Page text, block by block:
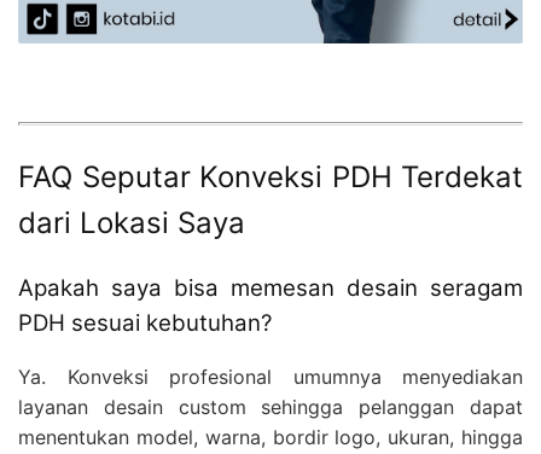
FAQ Seputar Konveksi PDH Terdekat
dari Lokasi Saya
Apakah saya bisa memesan desain seragam
PDH sesuai kebutuhan?
Ya. Konveksi profesional umumnya menyediakan
layanan desain custom sehingga pelanggan dapat
menentukan model, warna, bordir logo, ukuran, hingga